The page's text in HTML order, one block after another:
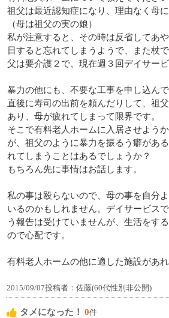
祖父は最近認知症になり、理由なく母
（母は祖父の実の娘）
私が注意すると、その時は反省してあ
日すると忘れてしまうようで、また杖
父は要介護２で、現在週３回デイサー
暴力の他にも、不要な工事を申し込ん
直後に寿司の出前を頼んだりして、祖
あり、母が疲れてしまって限界です。
そこで有料老人ホームに入居させよう
が、祖父のように暴力を振るう癖があ
れてしまうことはあるでしょうか？
もちろん先に事情はお話します。
私の事は殴らないので、母の事を自分
いるのかもしれません。デイサービス
う報告は受けていませんが、生活をす
ので心配です。
有料老人ホームの他に適した施設があ
2015/09/07投稿者：佐藤(60代性別非公開)
タメになった！ 0件